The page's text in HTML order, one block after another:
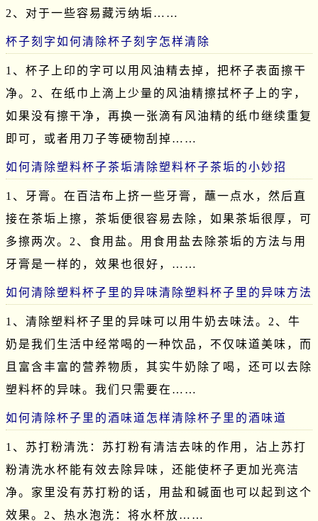
2、对于一些容易藏污纳垢……
杯子刻字如何清除杯子刻字怎样清除
1、杯子上印的字可以用风油精去掉，把杯子表面擦干
净。2、在纸巾上滴上少量的风油精擦拭杯子上的字，
如果没有擦干净，再换一张滴有风油精的纸巾继续重复
即可，或者用刀子等硬物刮掉……
如何清除塑料杯子茶垢清除塑料杯子茶垢的小妙招
1、牙膏。在百洁布上挤一些牙膏，蘸一点水，然后直
接在茶垢上擦，茶垢便很容易去除，如果茶垢很厚，可
多擦两次。2、食用盐。用食用盐去除茶垢的方法与用
牙膏是一样的，效果也很好，……
如何清除塑料杯子里的异味清除塑料杯子里的异味方法
1、清除塑料杯子里的异味可以用牛奶去味法。2、牛
奶是我们生活中经常喝的一种饮品，不仅味道美味，而
且富含丰富的营养物质，其实牛奶除了喝，还可以去除
塑料杯的异味。我们只需要在……
如何清除杯子里的酒味道怎样清除杯子里的酒味道
1、苏打粉清洗：苏打粉有清洁去味的作用，沾上苏打
粉清洗水杯能有效去除异味，还能使杯子更加光亮洁
净。家里没有苏打粉的话，用盐和碱面也可以起到这个
效果。2、热水泡洗：将水杯放……